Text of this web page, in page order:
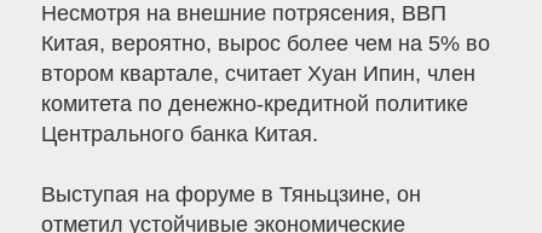
Несмотря на внешние потрясения, ВВП
Китая, вероятно, вырос более чем на 5% во
втором квартале, считает Хуан Ипин, член
комитета по денежно-кредитной политике
Центрального банка Китая.
Выступая на форуме в Тяньцзине, он
отметил устойчивые экономические